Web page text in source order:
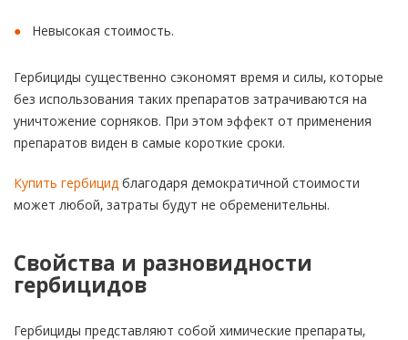
Невысокая стоимость.
Гербициды существенно сэкономят время и силы, которые
без использования таких препаратов затрачиваются на
уничтожение сорняков. При этом эффект от применения
препаратов виден в самые короткие сроки.
Купить гербицид благодаря демократичной стоимости
может любой, затраты будут не обременительны.
Свойства и разновидности
гербицидов
Гербициды представляют собой химические препараты,